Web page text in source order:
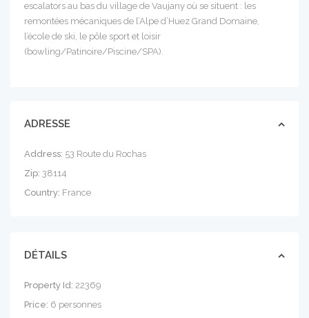
escalators au bas du village de Vaujany où se situent : les
remontées mécaniques de l’Alpe d’Huez Grand Domaine,
l’école de ski, le pôle sport et loisir
(bowling/Patinoire/Piscine/SPA).
ADRESSE
Address: 53 Route du Rochas
Zip: 38114
Country: France
DÉTAILS
Property Id: 22369
Price: 6 personnes